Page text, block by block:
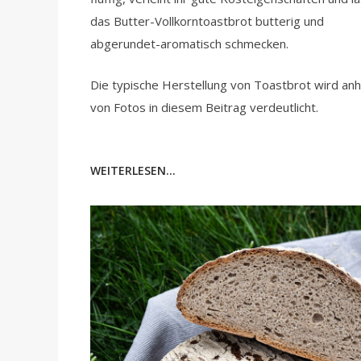
das Butter-Vollkorntoastbrot butterig und
abgerundet-aromatisch schmecken.
Die typische Herstellung von Toastbrot wird
von Fotos in diesem Beitrag verdeutlicht.
WEITERLESEN...